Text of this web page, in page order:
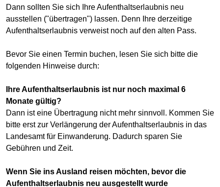
Dann sollten Sie sich Ihre Aufenthaltserlaubnis neu
ausstellen ("übertragen") lassen. Denn Ihre derzeitige
Aufenthaltserlaubnis verweist noch auf den alten Pass.
Bevor Sie einen Termin buchen, lesen Sie sich bitte die
folgenden Hinweise durch:
Ihre Aufenthaltserlaubnis ist nur noch maximal 6
Monate gültig?
Dann ist eine Übertragung nicht mehr sinnvoll. Kommen Sie
bitte erst zur Verlängerung der Aufenthaltserlaubnis in das
Landesamt für Einwanderung. Dadurch sparen Sie
Gebühren und Zeit.
Wenn Sie ins Ausland reisen möchten, bevor die
Aufenthaltserlaubnis neu ausgestellt wurde